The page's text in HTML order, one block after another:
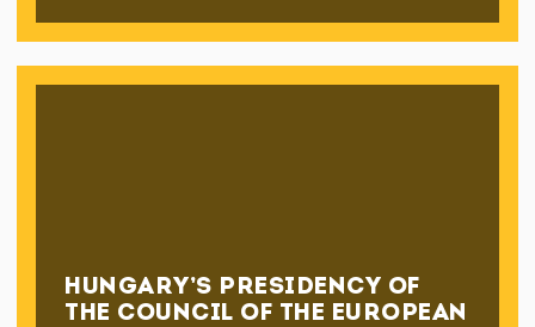
HUNGARY’S PRESIDENCY OF
THE COUNCIL OF THE EUROPEAN